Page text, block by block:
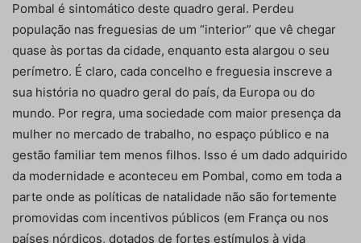
Pombal é sintomático deste quadro geral. Perdeu
população nas freguesias de um “interior” que vê chegar
quase às portas da cidade, enquanto esta alargou o seu
perímetro. É claro, cada concelho e freguesia inscreve a
sua história no quadro geral do país, da Europa ou do
mundo. Por regra, uma sociedade com maior presença da
mulher no mercado de trabalho, no espaço público e na
gestão familiar tem menos filhos. Isso é um dado adquirido
da modernidade e aconteceu em Pombal, como em toda a
parte onde as políticas de natalidade não são fortemente
promovidas com incentivos públicos (em França ou nos
países nórdicos, dotados de fortes estímulos à vida